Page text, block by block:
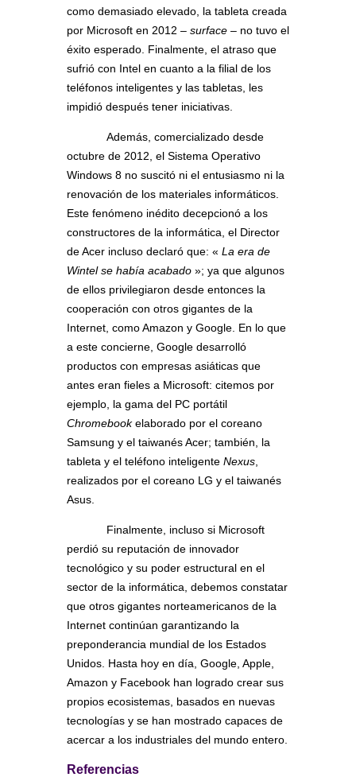
como demasiado elevado, la tableta creada
por Microsoft en 2012 – surface – no tuvo el
éxito esperado. Finalmente, el atraso que
sufrió con Intel en cuanto a la filial de los
teléfonos inteligentes y las tabletas, les
impidió después tener iniciativas.
Además, comercializado desde
octubre de 2012, el Sistema Operativo
Windows 8 no suscitó ni el entusiasmo ni la
renovación de los materiales informáticos.
Este fenómeno inédito decepcionó a los
constructores de la informática, el Director
de Acer incluso declaró que: « La era de
Wintel se había acabado »; ya que algunos
de ellos privilegiaron desde entonces la
cooperación con otros gigantes de la
Internet, como Amazon y Google. En lo que
a este concierne, Google desarrolló
productos con empresas asiáticas que
antes eran fieles a Microsoft: citemos por
ejemplo, la gama del PC portátil
Chromebookelaborado por el coreano
Samsung y el taiwanés Acer; también, la
tableta y el teléfono inteligente Nexus
realizados por el coreano LG y el taiwanés
Asus.
Finalmente, incluso si Microsoft
perdió su reputación de innovador
tecnológico y su poder estructural en el
sector de la informática, debemos constatar
que otros gigantes norteamericanos de la
Internet continúan garantizando la
preponderancia mundial de los Estados
Unidos. Hasta hoy en día, Google, Apple,
Amazon y Facebook han logrado crear sus
propios ecosistemas, basados en nuevas
tecnologías y se han mostrado capaces de
acercar a los industriales del mundo entero.
Referencias